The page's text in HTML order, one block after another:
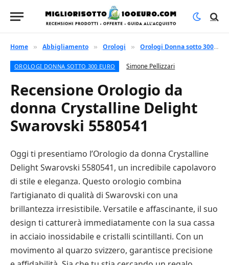
Home » Abbigliamento » Orologi » Orologi Donna sotto 300 euro
OROLOGI DONNA SOTTO 300 EURO Simone Pellizzari
Recensione Orologio da
donna Crystalline Delight
Swarovski 5580541
Oggi ti presentiamo l’Orologio da donna Crystalline
Delight Swarovski 5580541, un incredibile capolavoro
di stile e eleganza. Questo orologio combina
l’artigianato di qualità di Swarovski con una
brillantezza irresistibile. Versatile e affascinante, il suo
design ti catturerà immediatamente con la sua cassa
in acciaio inossidabile e cristalli scintillanti. Con un
movimento al quarzo svizzero, garantisce precisione